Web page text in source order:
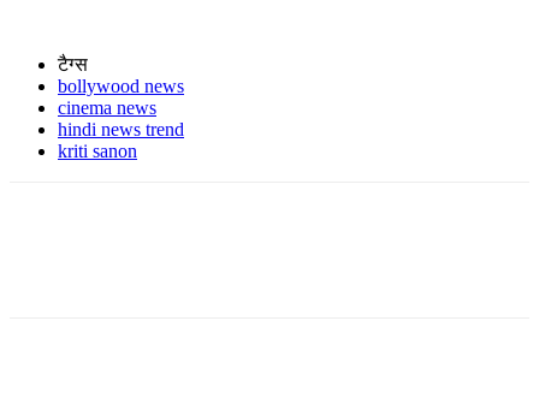
टैग्स
bollywood news
cinema news
hindi news trend
kriti sanon